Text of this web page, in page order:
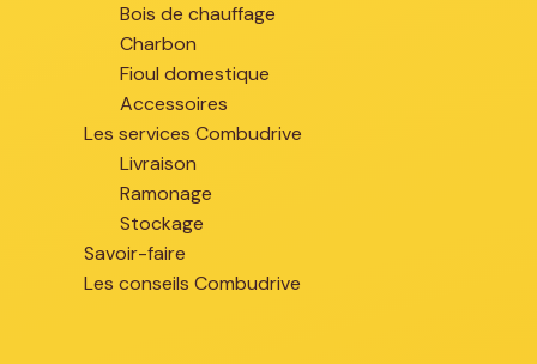
Bois de chauffage
Charbon
Fioul domestique
Accessoires
Les services Combudrive
Livraison
Ramonage
Stockage
Savoir-faire
Les conseils Combudrive